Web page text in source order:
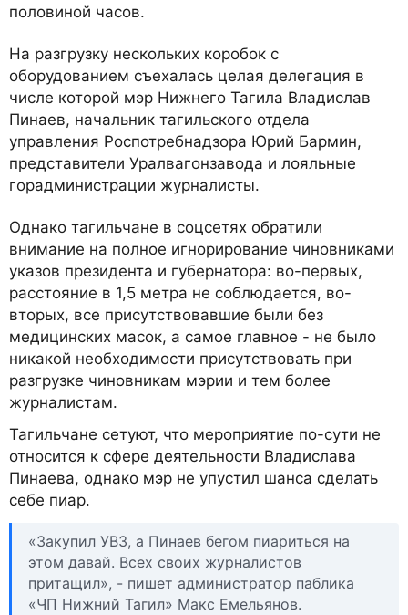
половиной часов.
На разгрузку нескольких коробок с
оборудованием съехалась целая делегация в
числе которой мэр Нижнего Тагила Владислав
Пинаев, начальник тагильского отдела
управления Роспотребнадзора Юрий Бармин,
представители Уралвагонзавода и лояльные
горадминистрации журналисты.
Однако тагильчане в соцсетях обратили
внимание на полное игнорирование чиновниками
указов президента и губернатора: во-первых,
расстояние в 1,5 метра не соблюдается, во-
вторых, все присутствовавшие были без
медицинских масок, а самое главное - не было
никакой необходимости присутствовать при
разгрузке чиновникам мэрии и тем более
журналистам.
Тагильчане сетуют, что мероприятие по-сути не
относится к сфере деятельности Владислава
Пинаева, однако мэр не упустил шанса сделать
себе пиар.
«Закупил УВЗ, а Пинаев бегом пиариться на
этом давай. Всех своих журналистов
притащил», - пишет администратор паблика
«ЧП Нижний Тагил» Макс Емельянов.